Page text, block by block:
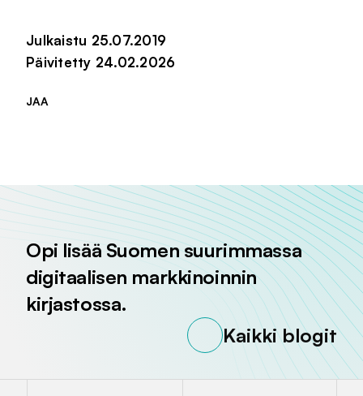
Julkaistu 25.07.2019
Päivitetty 24.02.2026
JAA
Opi lisää Suomen suurimmassa
digitaalisen markkinoinnin
kirjastossa.
Kaikki blogit